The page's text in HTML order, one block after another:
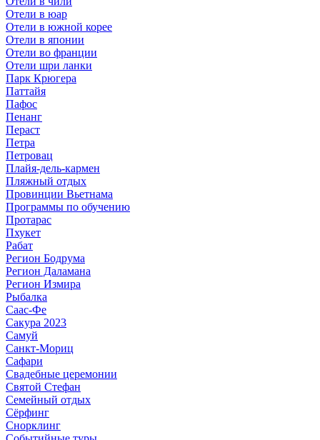
Отели в юар
Отели в южной корее
Отели в японии
Отели во франции
Отели шри ланки
Парк Крюгера
Паттайя
Пафос
Пенанг
Пераст
Петра
Петровац
Плайя-дель-кармен
Пляжный отдых
Провинции Вьетнама
Программы по обучению
Протарас
Пхукет
Рабат
Регион Бодрума
Регион Даламана
Регион Измира
Рыбалка
Саас-Фе
Сакура 2023
Самуй
Санкт-Мориц
Сафари
Свадебные церемонии
Святой Стефан
Семейный отдых
Сёрфинг
Снорклинг